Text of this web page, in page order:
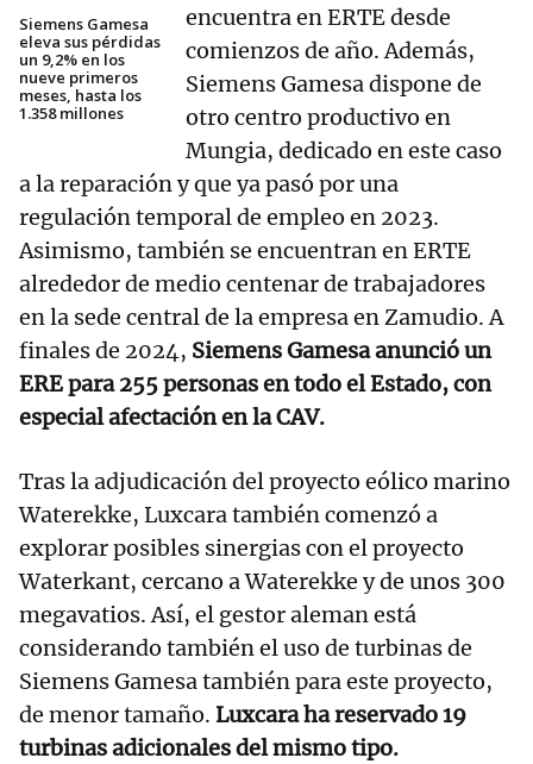
Siemens Gamesa
eleva sus pérdidas
un 9,2% en los
nueve primeros
meses, hasta los
1.358 millones
encuentra en ERTE desde
comienzos de año. Además,
Siemens Gamesa dispone de
otro centro productivo en
Mungia, dedicado en este caso
a la reparación y que ya pasó por una
regulación temporal de empleo en 2023.
Asimismo, también se encuentran en ERTE
alrededor de medio centenar de trabajadores
en la sede central de la empresa en Zamudio. A
finales de 2024, Siemens Gamesa anunció un
ERE para 255 personas en todo el Estado, con
especial afectación en la CAV.
Tras la adjudicación del proyecto eólico marino
Waterekke, Luxcara también comenzó a
explorar posibles sinergias con el proyecto
Waterkant, cercano a Waterekke y de unos 300
megavatios. Así, el gestor aleman está
considerando también el uso de turbinas de
Siemens Gamesa también para este proyecto,
de menor tamaño. Luxcara ha reservado 19
turbinas adicionales del mismo tipo.